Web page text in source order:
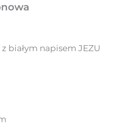
białym napisem JEZU